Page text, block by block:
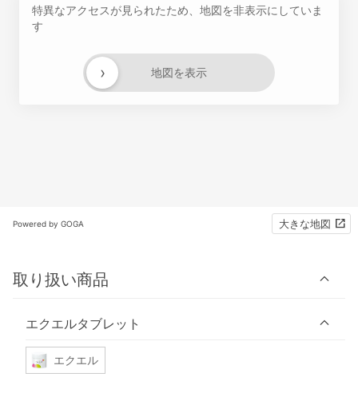
特異なアクセスが見られたため、地図を非表示にしていま
す
地図を表示
›
Powered by GOGA 大きな地図
取り扱い商品
エクエルタブレット
エクエル